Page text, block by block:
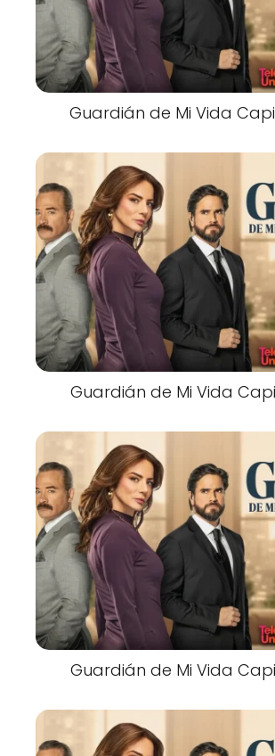
Guardián de Mi Vida
Guardián de Mi Vida
Guardián de Mi Vida